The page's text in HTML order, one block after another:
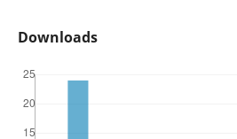
Downloads